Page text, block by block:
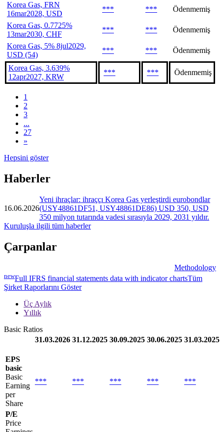
Korea Gas, FRN
16mar2028, USD
*** ***
Ödenmemiş
Korea Gas, 0.7725%
13mar2030, CHF
*** ***
Ödenmemiş
Korea Gas, 5% 8jul2029,
USD (54)
*** *** Ödenmemiş
Korea Gas, 3.639%
12apr2027, KRW
*** *** Ödenmemiş
1
2
3
...
27
»
Hepsini göster
Haberler
16.06.2026
Yeni ihraçlar: ihraççı Korea Gas yerleştirdi eurobondlar
(USY48861DF51, USY48861DE86) USD 350, USD
350 milyon tutarında vadesi sırasıyla 2029, 2031 yıldır.
Kuruluşla ilgili tüm haberler
Çarpanlar
Methodology
newFull IFRS financial statements data with indicator chartsTüm
Şirket Raporlarını Göster
Üç Aylık
Yıllık
Basic Ratios
31.03.2026 31.12.2025 30.09.2025 30.06.2025 31.03.2025
EPS
basic
Basic
Earning
per
Share
*** *** *** *** ***
P/E
Price